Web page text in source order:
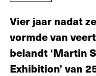
Vier jaar nadat
vormde van
belandt ‘Martin
Exhibition’ van